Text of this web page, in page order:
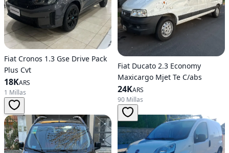
Fiat Cronos 1.3 Gse Drive Pack
Plus Cvt
18KARS
1 Millas
Fiat Ducato 2.3 Economy
Maxicargo Mjet Te C/abs
24KARS
90 Millas